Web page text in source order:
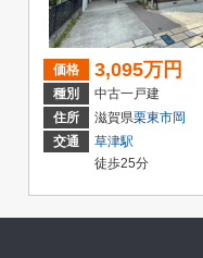
価格 3,095万円
種別
中古一戸建
住所
滋賀県栗東市岡
交通
草津駅
徒歩25分